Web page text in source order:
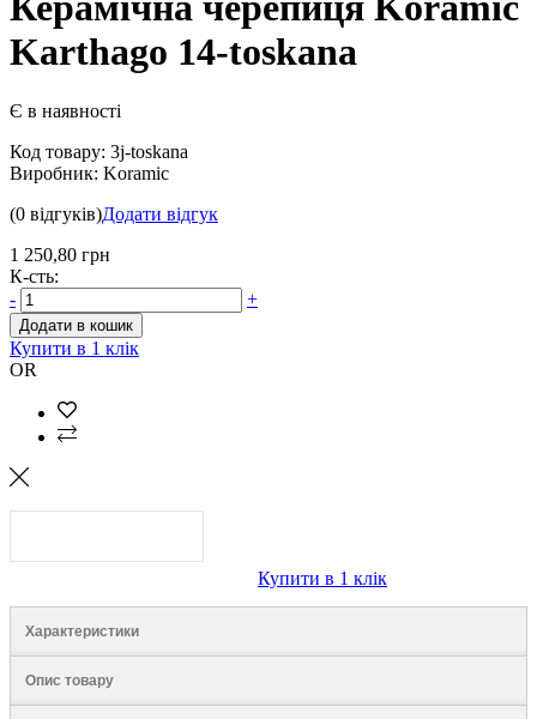
Karthago 14-toskana
Є в наявності
Код товару: 3j-toskana
Виробник: Koramic
(0 відгуків)Додати відгук
1 250,80 грн
К-сть:
-
+
Додати в кошик
Купити в 1 клік
OR
Купити в 1 клік
Характеристики
Опис товару